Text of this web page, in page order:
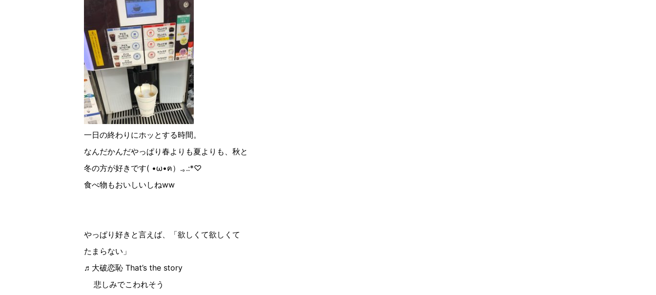
一日の終わりにホッとする時間。
なんだかんだやっぱり春よりも夏よりも、秋と
冬の方が好きです( •ω•ฅ）.｡.:*♡︎
食べ物もおいしいしねww
やっぱり好きと言えば、「欲しくて欲しくて
たまらない」
♬大破恋恥 That’s the story
悲しみでこわれそう